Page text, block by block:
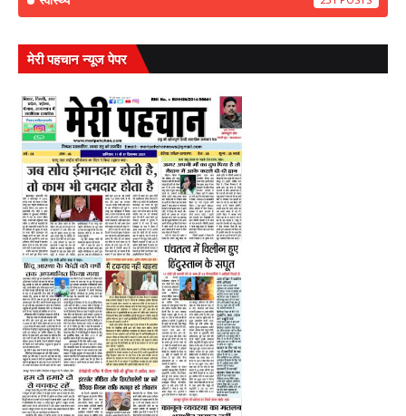
मेरी पहचान न्यूज पेपर